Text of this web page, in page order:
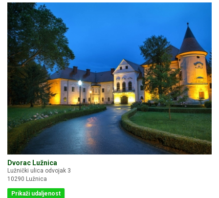
Dvorac Lužnica
Lužnički ulica odvojak 3
10290 Lužnica
Prikaži udaljenost